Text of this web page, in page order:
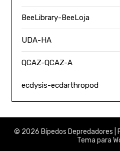
BeeLibrary-BeeLoja
UDA-HA
QCAZ-QCAZ-A
ecdysis-ecdarthropod
© 2026 Bípedos Depredadores
Tema para